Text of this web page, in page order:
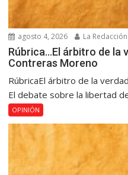
agosto 4, 2026 La Redacción
Rúbrica…El árbitro de la
Contreras Moreno
RúbricaEl árbitro de la
El debate sobre la libertad
OPINIÓN